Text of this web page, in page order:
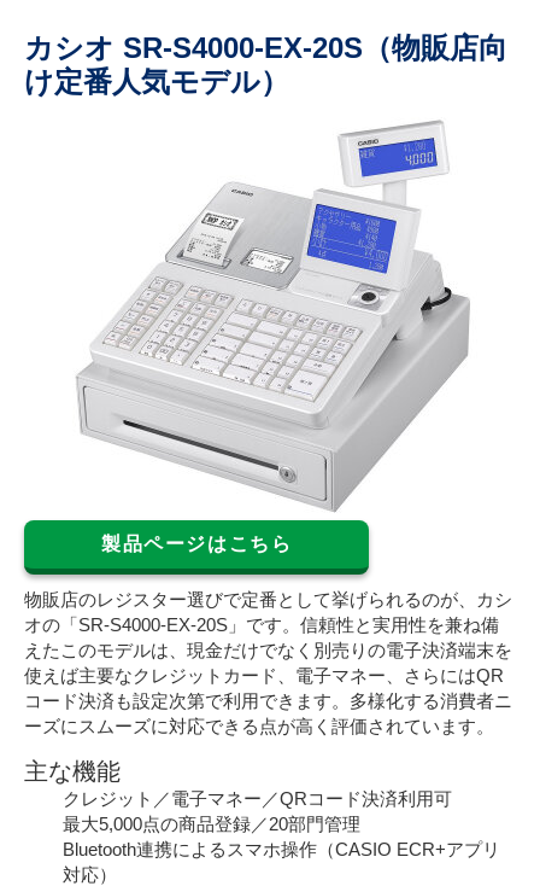
カシオ SR-S4000-EX-20S（物販店向
け定番人気モデル）
製品ページはこちら
物販店のレジスター選びで定番として挙げられるのが、カシ
オの「SR-S4000-EX-20S」です。信頼性と実用性を兼ね備
えたこのモデルは、現金だけでなく別売りの電子決済端末を
使えば主要なクレジットカード、電子マネー、さらにはQR
コード決済も設定次第で利用できます。多様化する消費者ニ
ーズにスムーズに対応できる点が高く評価されています。
主な機能
クレジット／電子マネー／QRコード決済利用可
最大5,000点の商品登録／20部門管理
Bluetooth連携によるスマホ操作（CASIO ECR+アプリ
対応）